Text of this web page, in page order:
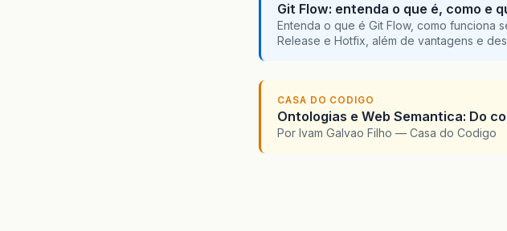
Git Flow: entenda o que é, como e
Entenda o que é Git Flow, como funciona
Release e Hotfix, além de vantagens e
CASA DO CODIGO
Ontologias e Web Semantica: Do
Por Ivam Galvao Filho — Casa do Codigo